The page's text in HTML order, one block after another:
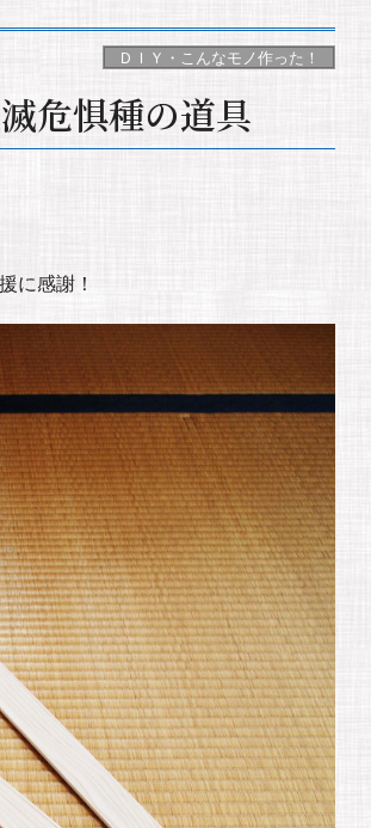
ＤＩＹ・こんなモノ作った！
危惧種の道具
に感謝！